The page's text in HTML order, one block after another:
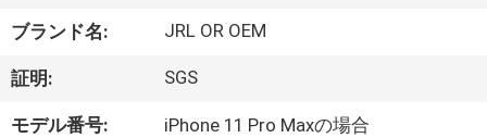
動
画
ブランド名: JRL OR OEM
証明: SGS
モデル番号: iPhone 11 Pro Maxの場合